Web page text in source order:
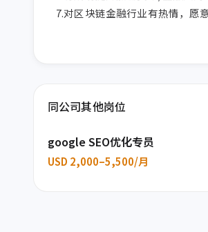
7.对区块链金融行业有热情，愿
同公司其他岗位
google SEO优化专员
USD 2,000–5,500/月